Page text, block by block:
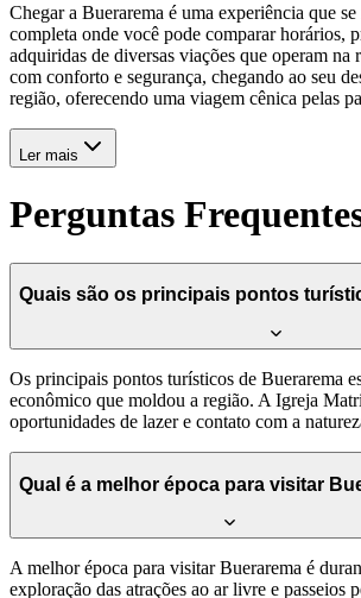
Chegar a Buerarema é uma experiência que
completa onde você pode comparar horários,
adquiridas de diversas viações que operam
com conforto e segurança, chegando ao seu
região, oferecendo uma viagem cênica pelas
Ler mais
Perguntas
Quais são os principais pontos
Os principais pontos turísticos de Buerarema
econômico que moldou a região. A Igreja
oportunidades de lazer e contato com a
Qual é a melhor época para visitar
A melhor época para visitar Buerarema é
exploração das atrações ao ar livre e passeios